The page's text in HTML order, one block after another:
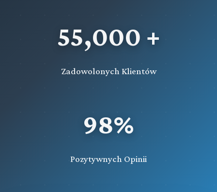
55,000 +
Zadowolonych Klientów
98%
Pozytywnych Opinii